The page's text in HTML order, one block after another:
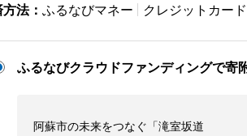
法： ふるなびマネー クレジットカード
ふるなびクラウドファンディングで寄
阿蘇市の未来をつなぐ「滝室坂道